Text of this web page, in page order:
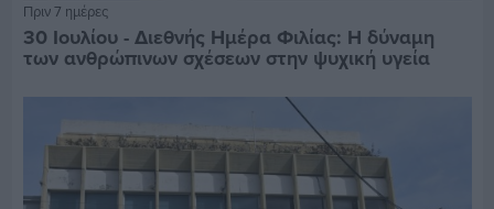
Πριν 7 ημέρες
30 Ιουλίου - Διεθνής Ημέρα Φιλίας: Η δύναμη
των ανθρώπινων σχέσεων στην ψυχική υγεία